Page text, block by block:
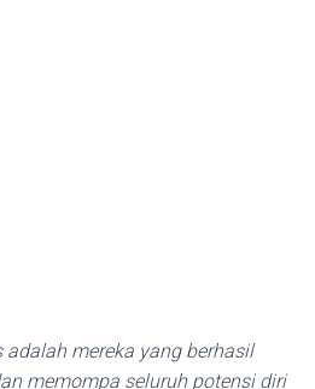
adalah mereka yang berhasil
memompa seluruh potensi diri